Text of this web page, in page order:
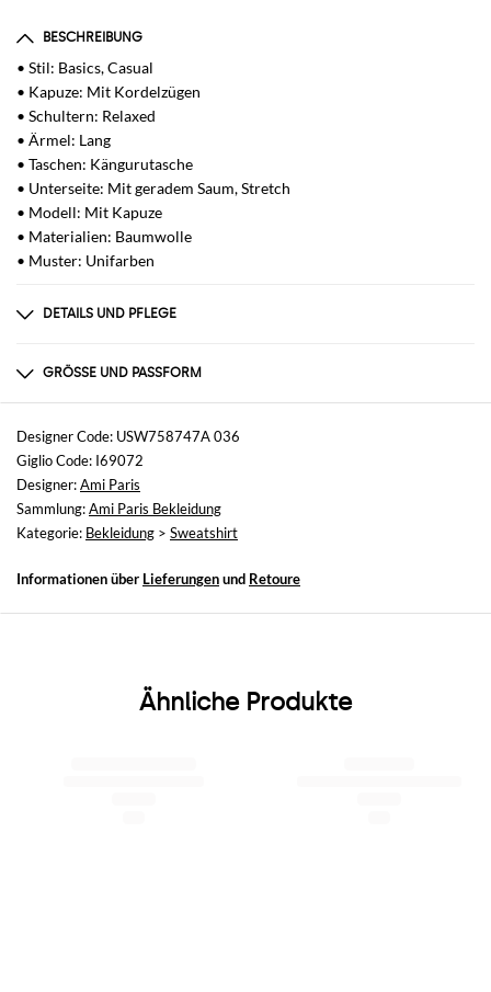
BESCHREIBUNG
• Stil: Basics, Casual
• Kapuze: Mit Kordelzügen
• Schultern: Relaxed
• Ärmel: Lang
• Taschen: Kängurutasche
• Unterseite: Mit geradem Saum, Stretch
• Modell: Mit Kapuze
• Materialien: Baumwolle
• Muster: Unifarben
DETAILS UND PFLEGE
COTTON
GRÖSSE UND PASSFORM
Größen
nicht verfügbar
Größe und Passform
Relaxed-Fit
Designer Code: USW758747A 036
Giglio Code: I69072
Designer:Ami Paris
Sammlung:Ami Paris Bekleidung
Kategorie: Bekleidung > Sweatshirt
Informationen über Lieferungenund Retoure
Ähnliche Produkte